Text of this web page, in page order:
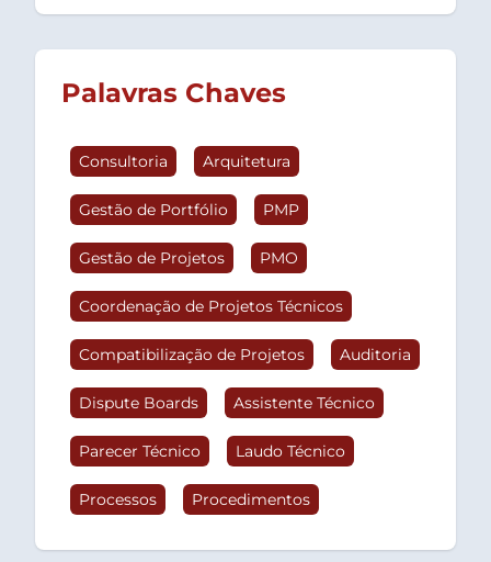
Palavras Chaves
Consultoria Arquitetura
Gestão de Portfólio PMP
Gestão de Projetos PMO
Coordenação de Projetos Técnicos
Compatibilização de Projetos Auditoria
Dispute Boards Assistente Técnico
Parecer Técnico Laudo Técnico
Processos Procedimentos